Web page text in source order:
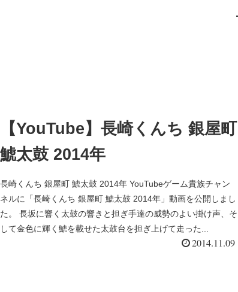
【YouTube】長崎くんち 銀屋町
鯱太鼓 2014年
長崎くんち 銀屋町 鯱太鼓 2014年 YouTubeゲーム貴族チャン
ネルに「長崎くんち 銀屋町 鯱太鼓 2014年」動画を公開しまし
た。 長坂に響く太鼓の響きと担ぎ手達の威勢のよい掛け声、そ
して金色に輝く鯱を載せた太鼓台を担ぎ上げて走った...
2014.11.09